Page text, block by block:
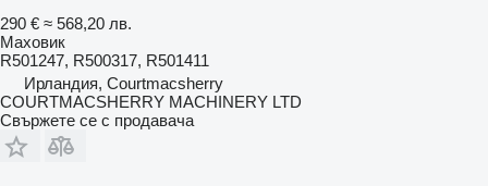
290 € ≈ 568,20 лв.
Маховик
R501247, R500317, R501411
Ирландия, Courtmacsherry
COURTMACSHERRY MACHINERY LTD
Свържете се с продавача